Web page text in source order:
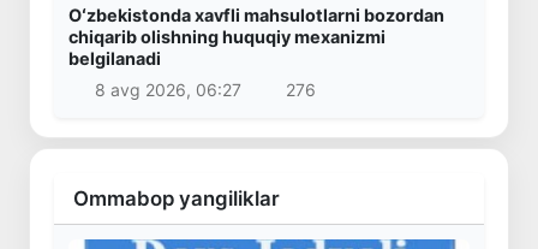
Oʻzbekistonda xavfli mahsulotlarni bozordan
chiqarib olishning huquqiy mexanizmi
belgilanadi
8 avg 2026, 06:27
276
Ommabop yangiliklar